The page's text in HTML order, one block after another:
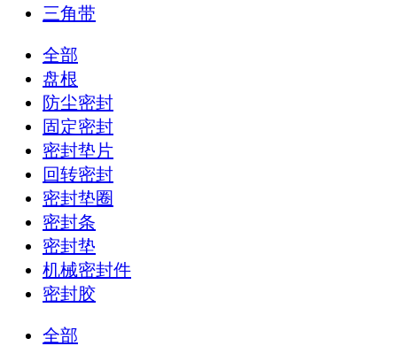
三角带
全部
盘根
防尘密封
固定密封
密封垫片
回转密封
密封垫圈
密封条
密封垫
机械密封件
密封胶
全部